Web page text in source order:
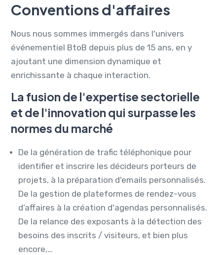
Conventions d'affaires
Nous nous sommes immergés dans l'univers
événementiel BtoB depuis plus de 15 ans, en y
ajoutant une dimension dynamique et
enrichissante à chaque interaction.
La fusion de l'expertise sectorielle
et de l'innovation qui surpasse les
normes du marché
De la génération de trafic téléphonique pour
identifier et inscrire les décideurs porteurs de
projets, à la préparation d'emails personnalisés.
De la gestion de plateformes de rendez-vous
d’affaires à la création d'agendas personnalisés.
De la relance des exposants à la détection des
besoins des inscrits / visiteurs, et bien plus
encore,…